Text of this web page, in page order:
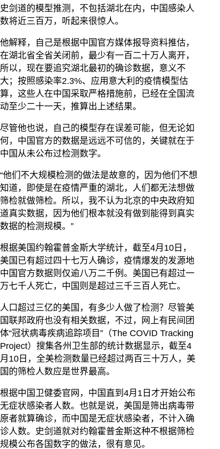
史剑道的模型推测，不包括湖北在内，中国感染人
数将近三百万，听起来很惊人。
他解释，自己是根据中国官方媒体报导资料推估，
在湖北省全省关闭前，最少有一百二十万人离开，
所以，现在要追究湖北最初的确诊数据，意义不
大；按照感染率2.3%、应用意大利的疫情模型估
算，这些人在中国采取严格措施前，已经在全国流
动至少二十一天，推算出上述结果。
尽管他也说，自己的模型存在误差可能，但无论如
何，中国官方的数据是远远不可信的，关键就在于
中国从未公布过检测数字。
“他们不大规模检测的做法是故意的，因为他们不想
知道，即使是在疫情严重的湖北，人们都无法想做
筛检就做筛检。所以，我不认为北京的中央政府知
道真实数据，因为他们根本就没有做到能得到真实
数据的检测规模。”
根据美国约翰霍普金斯大学统计，截至4月10日，
美国已有超过四十七万人确诊，疫情爆发的发源地
中国官方数据则仅逾八万二千例。美国已有超过一
万七千人死亡，中国则是超过三千三百人死亡。
人口超过三亿的美国，有多少人做了检测？尽管美
国联邦政府也没有相关数据，不过，网上有民间团
体“冠状病毒疾病追踪项目”（The COVID Tracking
Project）搜集各州卫生部的统计数据显示，截至4
月10日，全美检测数量已经超过两百三十万人，美
国的筛检人数应是世界最高。
根据中国卫健委官网，中国直到4月1日才开始公布
无症状感染者人数。也就是说，美国是筛出病毒带
原者就算确诊，而中国是无症状感染者，不计入确
诊人数。史剑道就对约翰霍普金斯这种不根据筛检
规模公布各国数字的做法，很有意见。